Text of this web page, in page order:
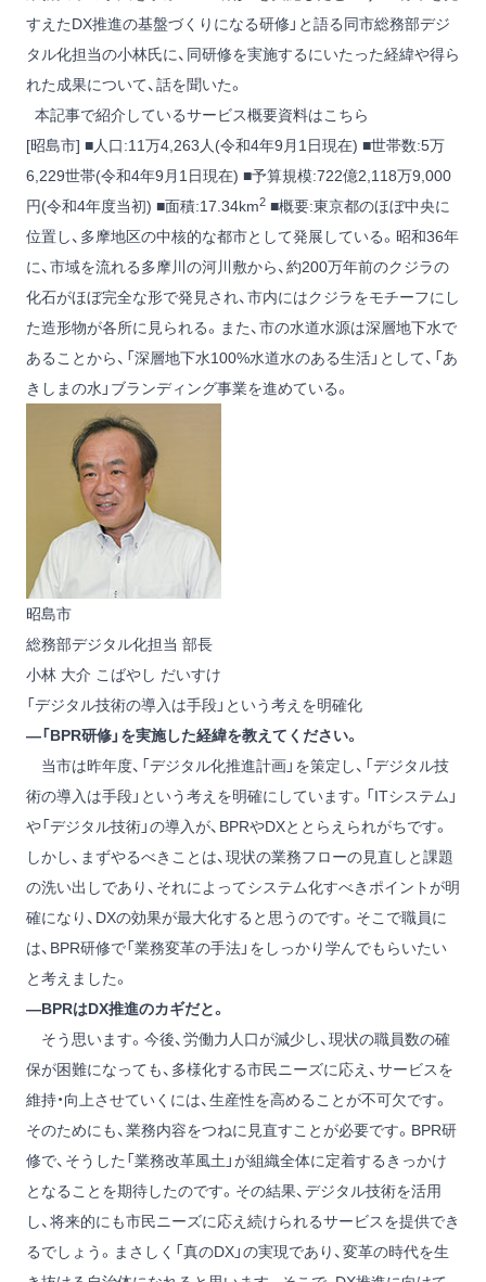
すえたDX推進の基盤づくりになる研修」と語る同市総務部デジ
タル化担当の小林氏に、同研修を実施するにいたった経緯や得ら
れた成果について、話を聞いた。
本記事で紹介しているサービス概要資料はこちら
[昭島市] ■人口:11万4,263人(令和4年9月1日現在) ■世帯数:5万
6,229世帯(令和4年9月1日現在) ■予算規模:722億2,118万9,000
円(令和4年度当初) ■面積:17.34km2 ■概要:東京都のほぼ中央に
位置し、多摩地区の中核的な都市として発展している。昭和36年
に、市域を流れる多摩川の河川敷から、約200万年前のクジラの
化石がほぼ完全な形で発見され、市内にはクジラをモチーフにし
た造形物が各所に見られる。また、市の水道水源は深層地下水で
あることから、「深層地下水100%水道水のある生活」として、「あ
きしまの水」ブランディング事業を進めている。
昭島市
総務部デジタル化担当 部長
小林 大介 こばやし だいすけ
「デジタル技術の導入は手段」という考えを明確化
―「BPR研修」を実施した経緯を教えてください。
当市は昨年度、「デジタル化推進計画」を策定し、「デジタル技
術の導入は手段」という考えを明確にしています。「ITシステム」
や「デジタル技術」の導入が、BPRやDXととらえられがちです。
しかし、まずやるべきことは、現状の業務フローの見直しと課題
の洗い出しであり、それによってシステム化すべきポイントが明
確になり、DXの効果が最大化すると思うのです。そこで職員に
は、BPR研修で「業務変革の手法」をしっかり学んでもらいたい
と考えました。
―BPRはDX推進のカギだと。
そう思います。今後、労働力人口が減少し、現状の職員数の確
保が困難になっても、多様化する市民ニーズに応え、サービスを
維持・向上させていくには、生産性を高めることが不可欠です。
そのためにも、業務内容をつねに見直すことが必要です。BPR研
修で、そうした「業務改革風土」が組織全体に定着するきっかけ
となることを期待したのです。その結果、デジタル技術を活用
し、将来的にも市民ニーズに応え続けられるサービスを提供でき
るでしょう。まさしく「真のDX」の実現であり、変革の時代を生